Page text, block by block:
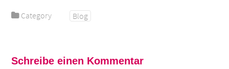
Category Blog
Schreibe einen Kommentar